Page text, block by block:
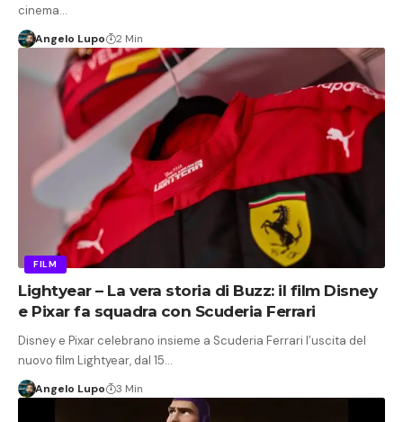
cinema…
Angelo Lupo 2 Min
FILM
Lightyear – La vera storia di Buzz: il film Disney
e Pixar fa squadra con Scuderia Ferrari
Disney e Pixar celebrano insieme a Scuderia Ferrari l’uscita del
nuovo film Lightyear, dal 15…
Angelo Lupo 3 Min